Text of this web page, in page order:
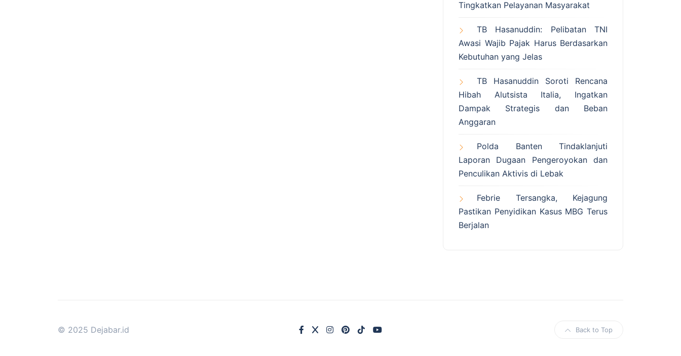
Tingkatkan Pelayanan Masyarakat
TB Hasanuddin: Pelibatan TNI
Awasi Wajib Pajak Harus Berdasarkan
Kebutuhan yang Jelas
TB Hasanuddin Soroti Rencana
Hibah Alutsista Italia, Ingatkan
Dampak Strategis dan Beban
Anggaran
Polda Banten Tindaklanjuti
Laporan Dugaan Pengeroyokan dan
Penculikan Aktivis di Lebak
Febrie Tersangka, Kejagung
Pastikan Penyidikan Kasus MBG Terus
Berjalan
© 2025 Dejabar.id Back to Top